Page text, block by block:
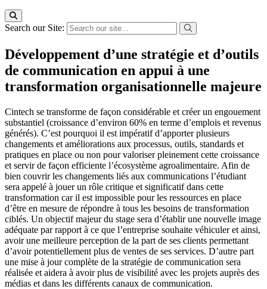
Search our Site:
Développement d’une stratégie et d’outils
de communication en appui à une
transformation organisationnelle majeure
Cintech se transforme de façon considérable et créer un engouement
substantiel (croissance d’environ 60% en terme d’emplois et revenus
générés). C’est pourquoi il est impératif d’apporter plusieurs
changements et améliorations aux processus, outils, standards et
pratiques en place ou non pour valoriser pleinement cette croissance
et servir de façon efficiente l’écosystème agroalimentaire. Afin de
bien couvrir les changements liés aux communications l’étudiant
sera appelé à jouer un rôle critique et significatif dans cette
transformation car il est impossible pour les ressources en place
d’être en mesure de répondre à tous les besoins de transformation
ciblés. Un objectif majeur du stage sera d’établir une nouvelle image
adéquate par rapport à ce que l’entreprise souhaite véhiculer et ainsi,
avoir une meilleure perception de la part de ses clients permettant
d’avoir potentiellement plus de ventes de ses services. D’autre part
une mise à jour complète de la stratégie de communication sera
réalisée et aidera à avoir plus de visibilité avec les projets auprès des
médias et dans les différents canaux de communication.